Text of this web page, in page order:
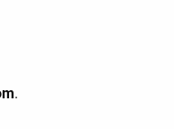
.